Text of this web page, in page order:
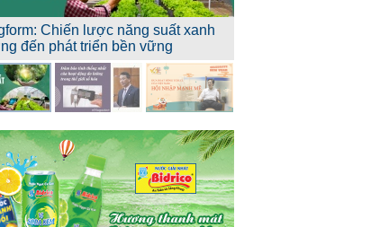
Chiến lược năng suất xanh
đến phát triển bền vững